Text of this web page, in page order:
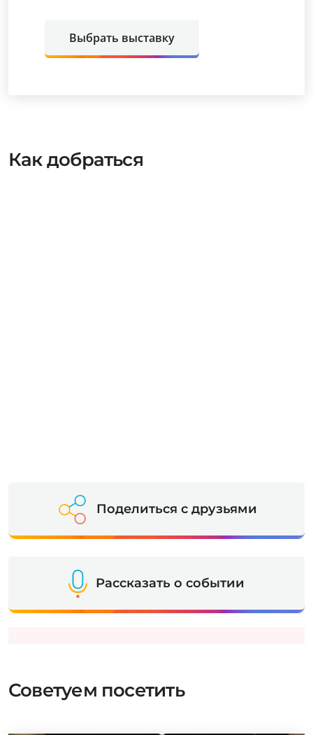
Выбрать выставку
Как добраться
Поделиться с друзьями
Рассказать о событии
Советуем посетить